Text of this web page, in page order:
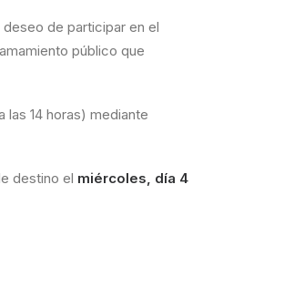
de participar en el
público que
14 horas) mediante
destino el miércoles, día 4